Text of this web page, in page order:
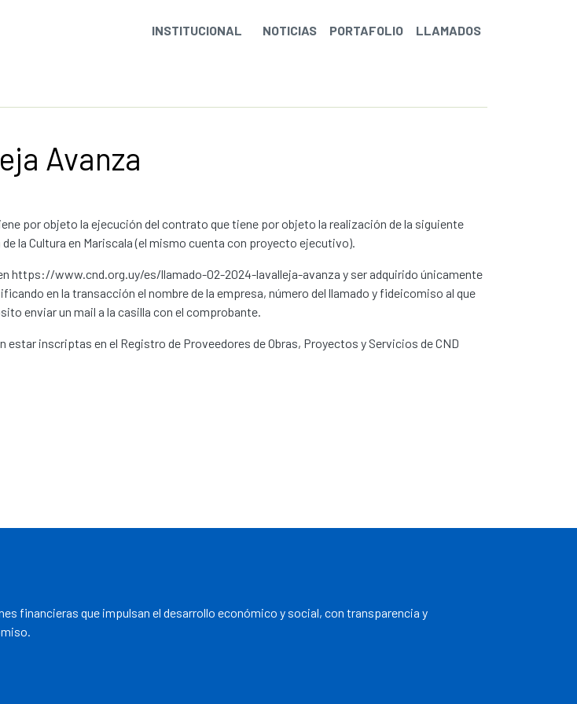
INSTITUCIONAL
NOTICIAS PORTAFOLIO LLAMADOS
Avanza
por objeto la ejecución del contrato que tiene por objeto la realización de la siguiente
la Cultura en Mariscala (el mismo cuenta con proyecto ejecutivo).
https://www.cnd.org.uy/es/llamado-02-2024-lavalleja-avanza y ser adquirido únicamente
en la transacción el nombre de la empresa, número del llamado y fideicomiso al que
enviar un mail a la casilla con el comprobante.
estar inscriptas en el Registro de Proveedores de Obras, Proyectos y Servicios de CND
financieras que impulsan el desarrollo económico y social, con transparencia y